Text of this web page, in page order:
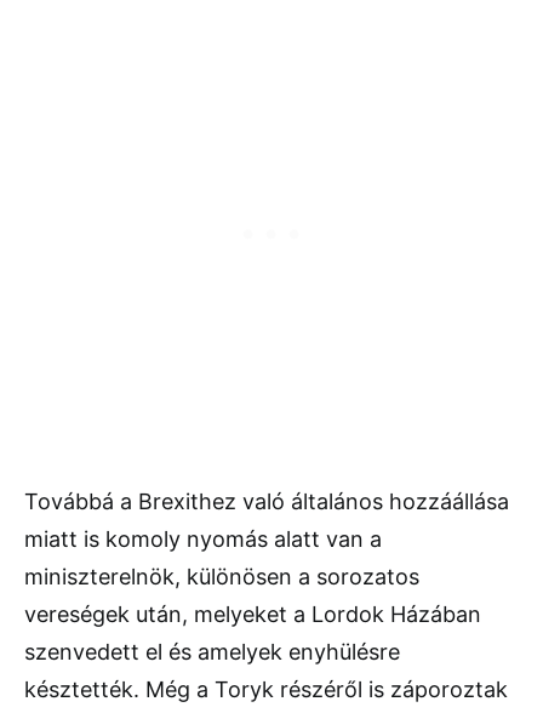
Továbbá a Brexithez való általános hozzáállása
miatt is komoly nyomás alatt van a
miniszterelnök, különösen a sorozatos
vereségek után, melyeket a Lordok Házában
szenvedett el és amelyek enyhülésre
késztették. Még a Toryk részéről is záporoztak